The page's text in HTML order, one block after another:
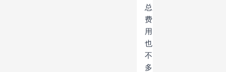
总
费
用
也
不
多